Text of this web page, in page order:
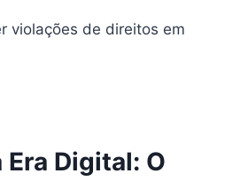
violações de direitos em
Era Digital: O